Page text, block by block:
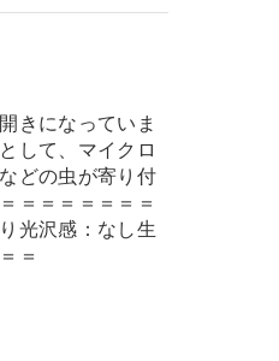
きになっていま
して、マイクロ
どの虫が寄り付
＝＝＝＝＝＝＝
光沢感：なし生
＝